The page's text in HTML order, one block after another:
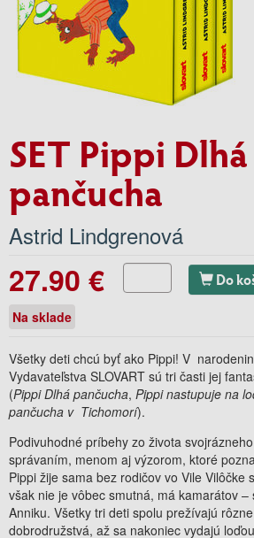
SET Pippi Dlhá
pančucha
Astrid Lindgrenová
27.90 € Do
Na sklade
Všetky deti chcú byť ako Pippi! V
Vydavateľstva SLOVART sú tri časti jej
(Pippi Dlhá pančucha, Pippi nastupuje na
pančucha v Tichomorí).
Podivuhodné príbehy zo života
správaním, menom aj výzorom, ktoré
Pippi žije sama bez rodičov vo Vile Vilôčke
však nie je vôbec smutná, má kamarátov –
Anniku. Všetky tri deti spolu prežívajú
dobrodružstvá, až sa nakoniec vydajú